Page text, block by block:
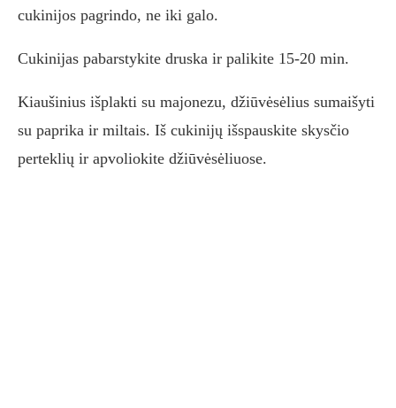
cukinijos pagrindo, ne iki galo.
Cukinijas pabarstykite druska ir palikite 15-20 min.
Kiaušinius išplakti su majonezu, džiūvėsėlius sumaišyti
su paprika ir miltais. Iš cukinijų išspauskite skysčio
perteklių ir apvoliokite džiūvėsėliuose.